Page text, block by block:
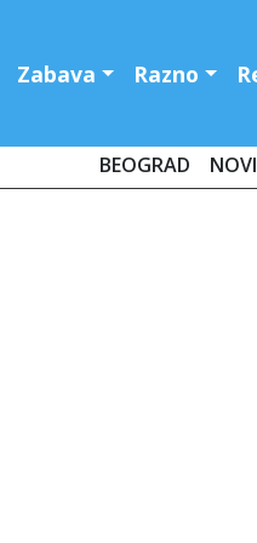
Zabava Razno
BEOGRAD